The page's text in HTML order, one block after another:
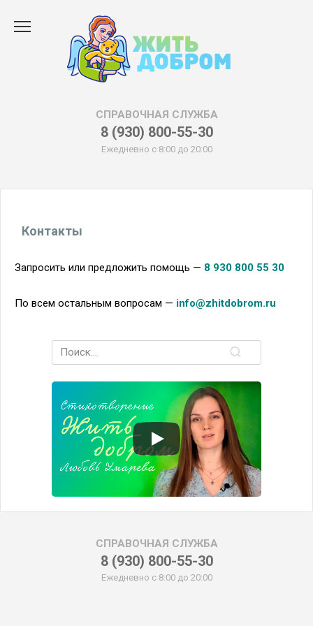
содержанию
СПРАВОЧНАЯ СЛУЖБА
8 (930) 800-55-30
Ежедневно с 8:00 до 20:00
Контакты
Запросить или предложить помощь — 8 930 800 55 30
По всем остальным вопросам — info@zhitdobrom.ru
Search
for:
СПРАВОЧНАЯ СЛУЖБА
8 (930) 800-55-30
Ежедневно с 8:00 до 20:00